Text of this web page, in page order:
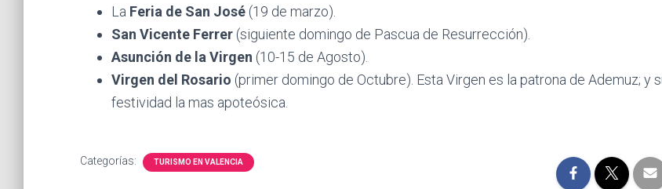
La Feria de San José (19 de marzo).
San Vicente Ferrer (siguiente domingo de Pascua de Resurrección).
Asunción de la Virgen (10-15 de Agosto).
Virgen del Rosario (primer domingo de Octubre). Esta Virgen es la patrona de Ademuz; y
festividad la mas apoteósica.
Categorías: TURISMO EN VALENCIA